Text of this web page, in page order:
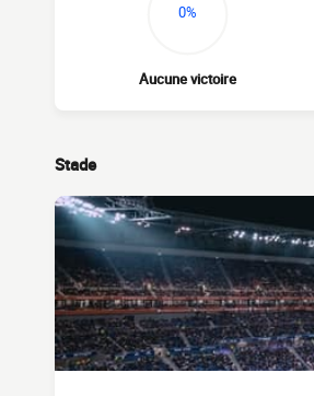
0%
Aucune victoire
Stade